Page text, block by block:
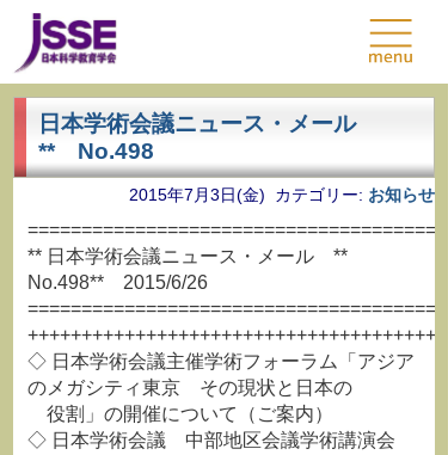
日本学術会議ニュース・メール
** No.498
2015年7月3日(金) カテゴリー: お知らせ
** 日本学術会議ニュース・メール **
No.498** 2015/6/26
◇ 日本学術会議主催学術フォーラム「アジア
のメガシティ東京 その現状と日本の
役割」の開催について（ご案内）
◇ 日本学術会議 中部地区会議学術講演会